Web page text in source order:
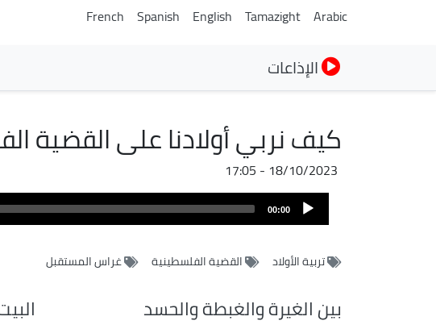
Arabic
Tamazight
English
Spanish
French
الإذاعات
كيف نربي أولادنا على القضية
18/10/2023 - 17:05
Audio
Player
00:00
تربية الأولاد القضية الفلسطينية غراس المستقبل
بين الغيرة والغبطة والحسد